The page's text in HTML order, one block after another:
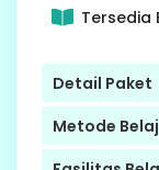
Tersedia
Detail Paket
Metode